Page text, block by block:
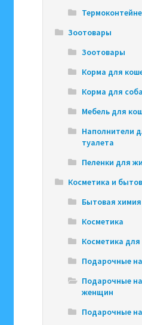
Зоотовары
Зоотовары
Корма для
Корма для
Мебель для
Наполнители
туалета
Пеленки для
Косметика и
Бытовая химия
Косметика
Косметика для
Подарочные
Подарочные
женщин
Подарочные